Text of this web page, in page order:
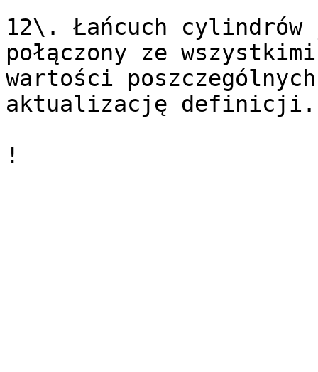
12\. Łańcuch
połączony ze
wartości
aktualizację definicji.